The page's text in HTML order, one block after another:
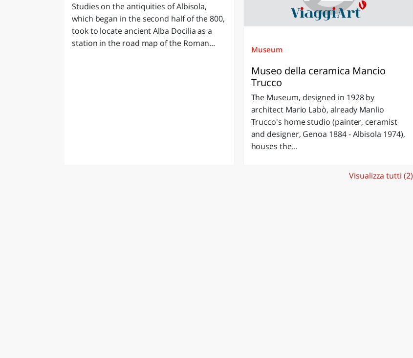
Studies on the antiquities of Albisola,
which began in the second half of the 800,
took to locate ancient Alba Docilia as a
station in the road map of the Roman...
Museum
Museo della ceramica Mancio
Trucco
The Museum, designed in 1928 by
architect Mario Labò, already Manlio
Trucco's home studio (painter, ceramist
and designer, Genoa 1884 - Albisola 1974),
houses the...
Visualizza tutti (2)